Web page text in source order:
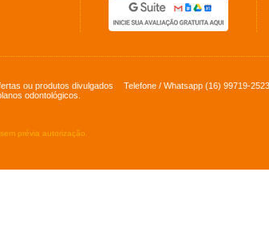
ou produtos divulgados
odontológicos.
Telefone / Whatsapp(16) 99719-
prévia autorização.